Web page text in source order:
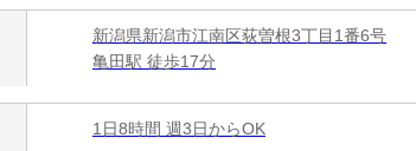
新潟県新潟市江南区荻曽根3丁目1番6号
亀田駅 徒歩17分
1日8時間 週3日からOK